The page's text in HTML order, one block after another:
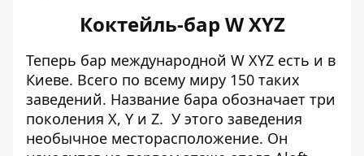
Коктейль-бар W XYZ
Теперь бар международной W XYZ есть и в
Киеве. Всего по всему миру 150 таких
заведений. Название бара обозначает три
поколения X, Y и Z. У этого заведения
необычное месторасположение. Он